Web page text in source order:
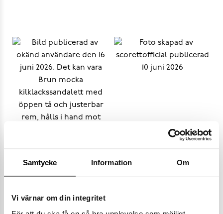
Samtycke Information Om
Vi värnar om din integritet
Populära varumärken